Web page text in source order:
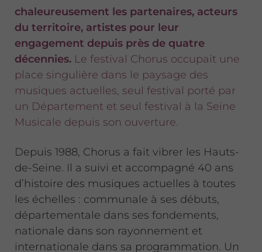
chaleureusement les partenaires, acteurs
du territoire, artistes pour leur
engagement depuis près de quatre
décennies. Le festival Chorus occupait une
place singulière dans le paysage des
musiques actuelles, seul festival porté par
un Département et seul festival à la Seine
Musicale depuis son ouverture.
Depuis 1988, Chorus a fait vibrer les Hauts-
de-Seine. Il a suivi et accompagné 40 ans
d’histoire des musiques actuelles à toutes
les échelles : communale à ses débuts,
départementale dans ses fondements,
nationale dans son rayonnement et
internationale dans sa programmation. Un